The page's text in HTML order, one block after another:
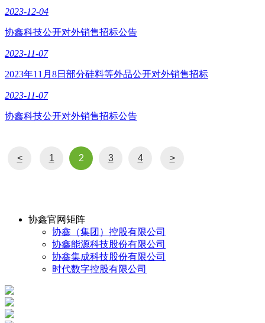
2023-12-04
协鑫科技公开对外销售招标公告
2023-11-07
2023年11月8日部分硅料等外品公开对外销售招标
2023-11-07
协鑫科技公开对外销售招标公告
< 1 2 3 4 >
协鑫官网矩阵
协鑫（集团）控股有限公司
协鑫能源科技股份有限公司
协鑫集成科技股份有限公司
时代数字控股有限公司